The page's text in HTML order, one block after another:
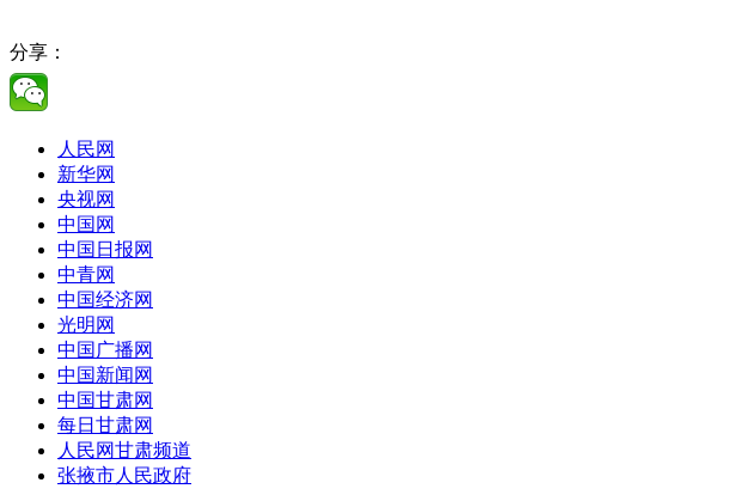
分享：
人民网
新华网
央视网
中国网
中国日报网
中青网
中国经济网
光明网
中国广播网
中国新闻网
中国甘肃网
每日甘肃网
人民网甘肃频道
张掖市人民政府